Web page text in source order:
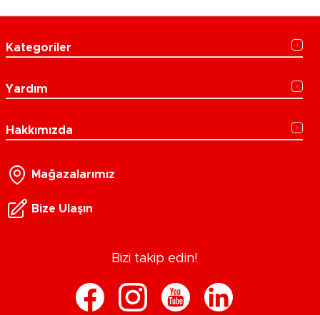
Kategoriler
Yardım
Hakkımızda
Mağazalarımız
Bize Ulaşın
Bizi takip edin!